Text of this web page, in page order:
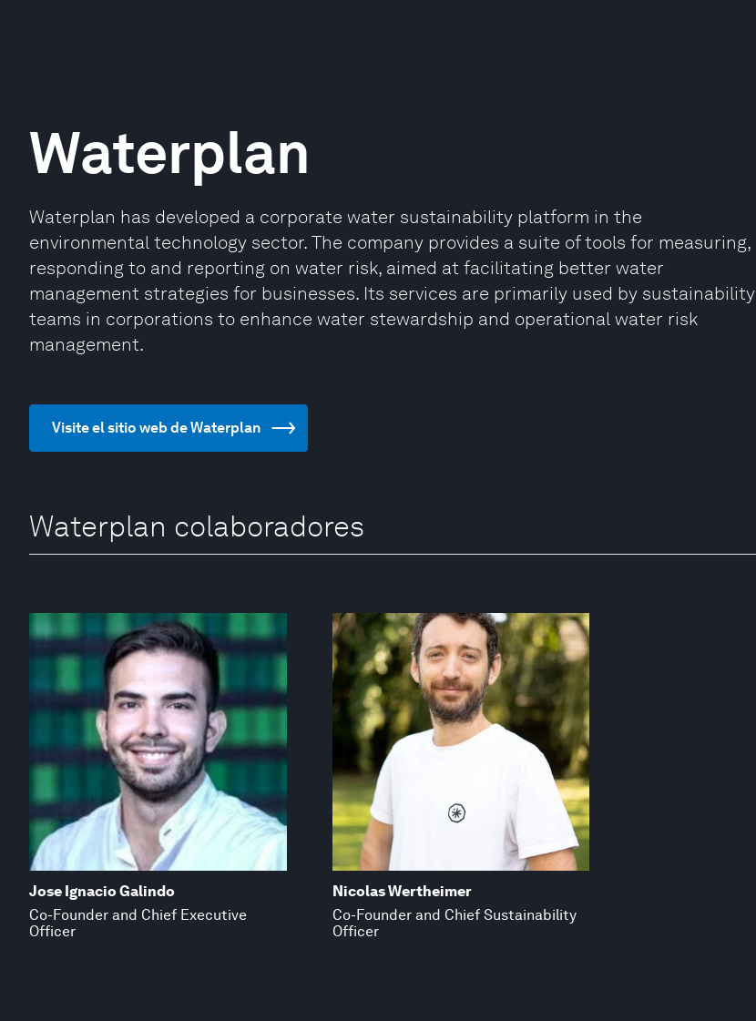
Waterplan
Waterplan has developed a corporate water sustainability platform in the
environmental technology sector. The company provides a suite of tools for measuring,
responding to and reporting on water risk, aimed at facilitating better water
management strategies for businesses. Its services are primarily used by sustainability
teams in corporations to enhance water stewardship and operational water risk
management.
Visite el sitio web de Waterplan
Waterplan colaboradores
Jose Ignacio Galindo
Co-Founder and Chief Executive
Officer
Nicolas Wertheimer
Co-Founder and Chief Sustainability
Officer